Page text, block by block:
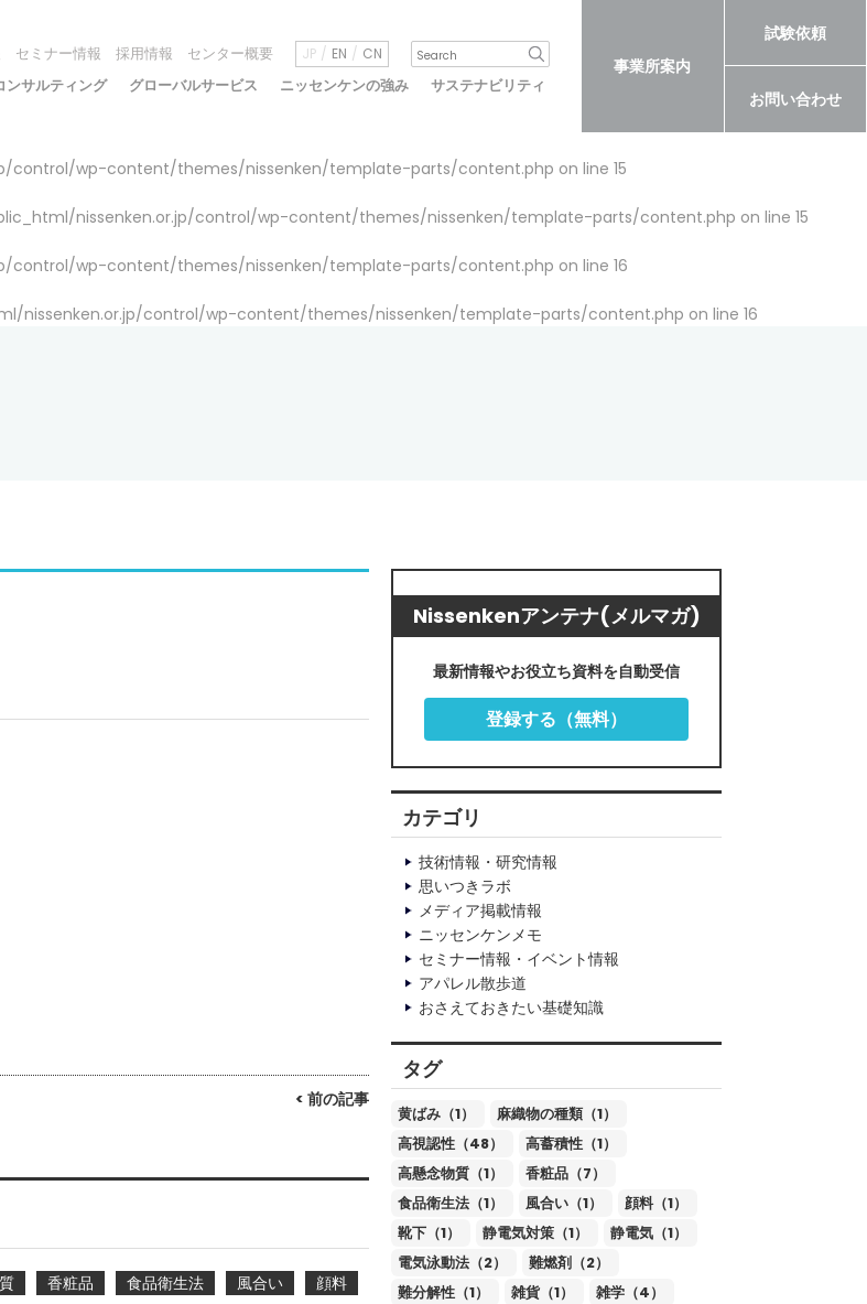
セミナー情報 採用情報 センター概要 JP EN CN
ンサルティング グローバルサービス ニッセンケンの強み サステナビリティ
事業所案内
試験依頼
お問い合わせ
control/wp-content/themes/nissenken/template-parts/content.php on line 15
nissenken.or.jp/control/wp-content/themes/nissenken/template-parts/content.php on line 15
control/wp-content/themes/nissenken/template-parts/content.php on line 16
nissenken.or.jp/control/wp-content/themes/nissenken/template-parts/content.php on line 16
< 前の記事
香粧品 食品衛生法 風合い
顔料
Nissenkenアンテナ(メルマガ)
最新情報やお役立ち資料を自動受信
登録する（無料）
カテゴリ
技術情報・研究情報
思いつきラボ
メディア掲載情報
ニッセンケンメモ
セミナー情報・イベント情報
アパレル散歩道
おさえておきたい基礎知識
タグ
黄ばみ（1）
麻織物の種類（1）
高視認性（48）
高蓄積性（1）
高懸念物質（1）
香粧品（7）
食品衛生法（1）
風合い（1）
顔料（1）
靴下（1）
静電気対策（1）
静電気（1）
電気泳動法（2）
難燃剤（2）
難分解性（1）
雑貨（1）
雑学（4）